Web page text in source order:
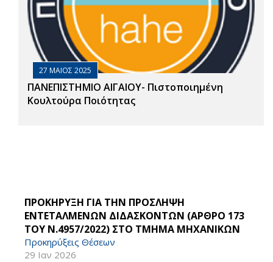
27 ΜΑΙΟΣ 2025
ΠΑΝΕΠΙΣΤΗΜΙΟ ΑΙΓΑΙΟΥ- Πιστοποιημένη
Κουλτούρα Ποιότητας
ΠΡΟΚΗΡΥΞΗ ΓΙΑ ΤΗΝ ΠΡΟΣΛΗΨΗ
ΕΝΤΕΤΑΛΜΕΝΩΝ ΔΙΔΑΣΚΟΝΤΩΝ (ΑΡΘΡΟ 173
ΤΟΥ Ν.4957/2022) ΣΤΟ ΤΜΗΜΑ ΜΗΧΑΝΙΚΩΝ
Προκηρύξεις Θέσεων
29 Ιαν 2026